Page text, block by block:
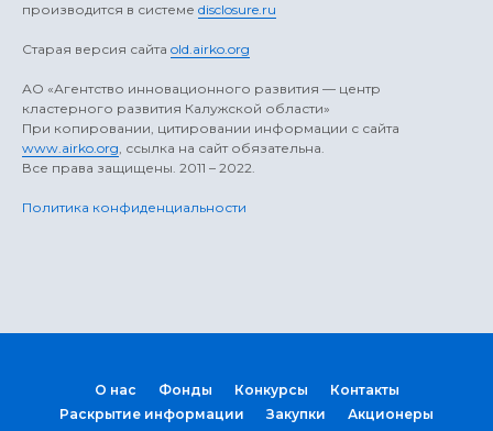
производится в системе disclosure.ru
Старая версия сайта old.airko.org
АO «Агентство инновационного развития — центр
кластерного развития Калужской области»
При копировании, цитировании информации с сайта
www.airko.org, ссылка на сайт обязательна.
Все права защищены. 2011 – 2022.
Политика конфиденциальности
О нас Фонды Конкурсы
Контакты
Раскрытие информации
Закупки Акционеры